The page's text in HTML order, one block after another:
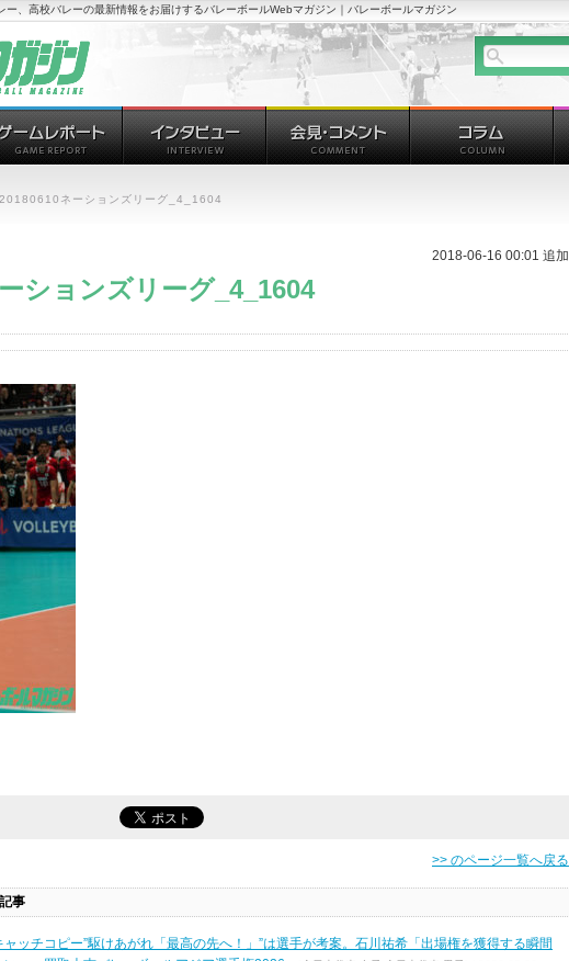
ー、高校バレーの最新情報をお届けするバレーボールWebマガジン｜バレーボールマガジン
20180610ネーションズリーグ_4_1604
2018-06-16 00:01 追加
ションズリーグ_4_1604
>> のページ一覧へ戻る
事
ッチコピー”駆けあがれ「最高の先へ！」”は選手が考案。石川祐希「出場権を獲得する瞬間